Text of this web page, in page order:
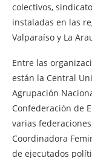
colectivos,
instaladas en las
Valparaíso y La
Entre las
están la Central
Agrupación
Confederación de
varias
Coordinadora
de ejecutados